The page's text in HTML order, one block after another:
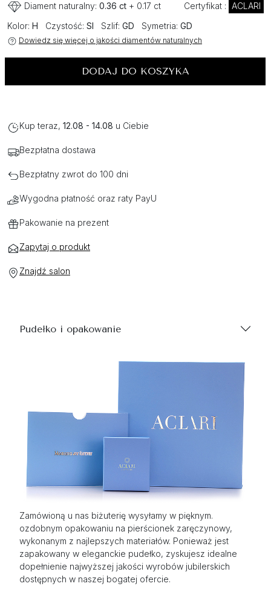
Diament naturalny: 0.36 ct + 0.17 ct Certyfikat : ACLARI
Kolor: H Czystość: SI Szlif: GD Symetria: GD
Dowiedz się więcej o jakości diamentów naturalnych
DODAJ DO KOSZYKA
Kup teraz, 12.08 - 14.08 u Ciebie
Bezpłatna dostawa
Bezpłatny zwrot do 100 dni
Wygodna płatność oraz raty PayU
Pakowanie na prezent
Zapytaj o produkt
Znajdź salon
Pudełko i opakowanie
Zamówioną u nas biżuterię wysyłamy w pięknym.
ozdobnym opakowaniu na pierścionek zaręczynowy,
wykonanym z najlepszych materiałów. Ponieważ jest
zapakowany w eleganckie pudełko, zyskujesz idealne
dopełnienie najwyższej jakości wyrobów jubilerskich
dostępnych w naszej bogatej ofercie.